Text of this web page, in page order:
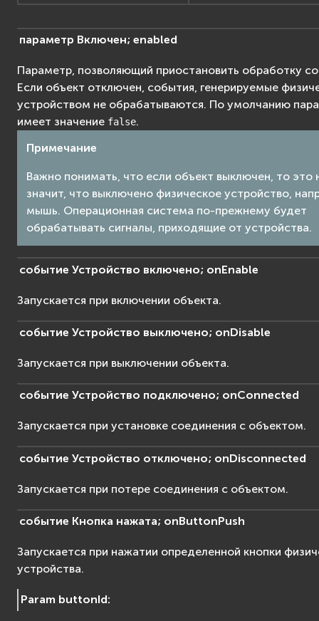
параметр Включен; enabled
Параметр, позволяющий приостановить обработку
Если объект отключен, события, генерируемые
устройством не обрабатываются. По умолчанию
имеет значение false.
Примечание
Важно понимать, что если объект выключен, то это
значит, что выключено физическое устройство,
мышь. Операционная система по-прежнему будет
обрабатывать сигналы, приходящие от устройства.
событие Устройство включено; onEnable
Запускается при включении объекта.
событие Устройство выключено; onDisable
Запускается при выключении объекта.
событие Устройство подключено; onConnected
Запускается при установке соединения с объектом.
событие Устройство отключено; onDisconnected
Запускается при потере соединения с объектом.
событие Кнопка нажата; onButtonPush
Запускается при нажатии определенной кнопки
устройства.
Param buttonId: